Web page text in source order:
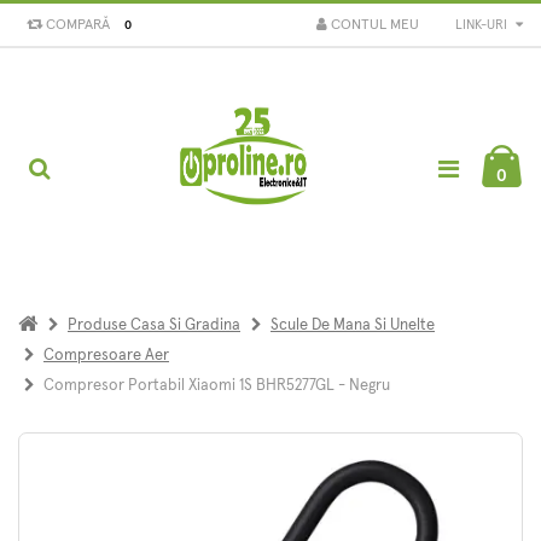
COMPARĂ 0 LINK-URI
CONTUL MEU
0
Produse Casa Si Gradina
Scule De Mana Si Unelte
Compresoare Aer
Compresor Portabil Xiaomi 1S BHR5277GL - Negru